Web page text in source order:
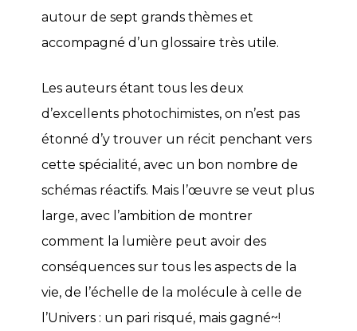
autour de sept grands thèmes et
accompagné d’un glossaire très utile.
Les auteurs étant tous les deux
d’excellents photochimistes, on n’est pas
étonné d’y trouver un récit penchant vers
cette spécialité, avec un bon nombre de
schémas réactifs. Mais l’œuvre se veut plus
large, avec l’ambition de montrer
comment la lumière peut avoir des
conséquences sur tous les aspects de la
vie, de l’échelle de la molécule à celle de
l’Univers : un pari risqué, mais gagné~!